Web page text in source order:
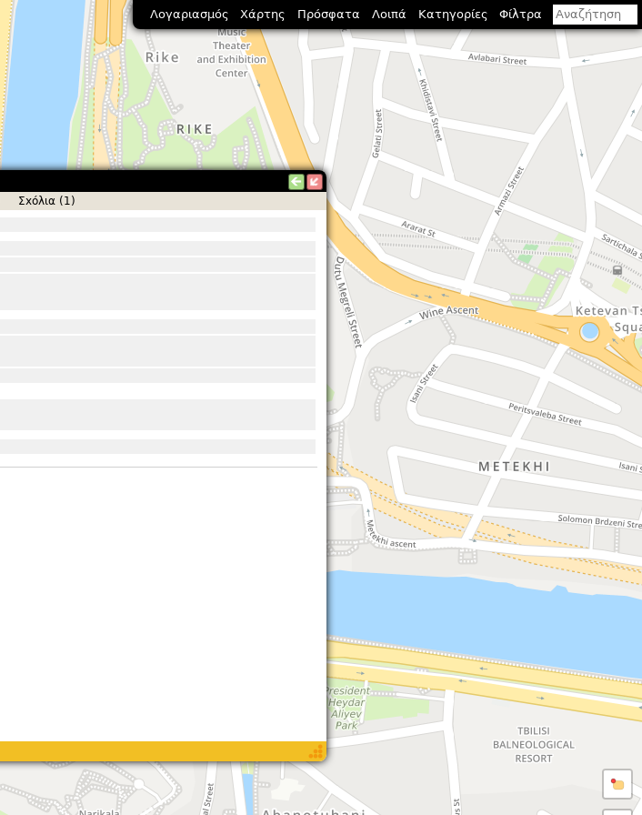
Σxόλια (1)
Λογαριασμός Χάρτης Πρόσφατα Λοιπά Κατηγορίες Φίλτρα